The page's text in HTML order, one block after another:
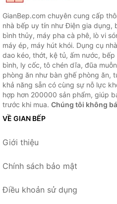
GianBep.com chuyên cung cấp
nhà bếp uy tín như Điện gia dụng,
bình thủy, máy pha cà phê, lò vi
máy ép, máy hút khói. Dụng cụ
dao kéo, thớt, kệ tủ, ấm nước,
bình, ly cốc, tô chén dĩa, đũa
phòng ăn như bàn ghế phòng ăn,
khả năng sẵn có cùng sự nỗ lực
hợp hơn 200000 sản phẩm, giúp
trước khi mua. Chúng tôi không
VỀ GIAN BẾP
Giới thiệu
Chính sách bảo mật
Điều khoản sử dụng